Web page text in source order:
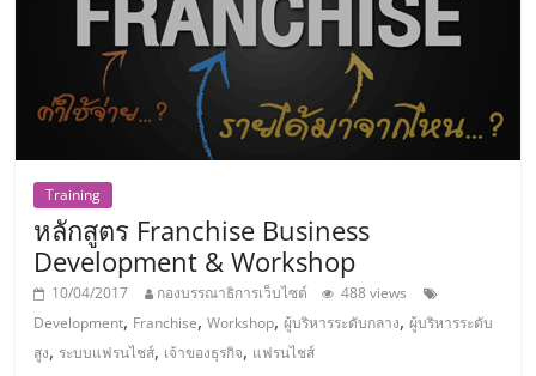
ศูนย์
รวม
แฟ
รน
ไชส์
Training
หลักสูตร Franchise Business
Development & Workshop
10/04/2017 กองบรรณาธิการเว็บไซต์
488 views
Development, Franchise,Workshop,ผู้บริหารระดับกลาง,ผู้บริหารระดับ
สูง, ระบบแฟรนไชส์, เจ้าของธุรกิจ, แฟรนไชส์